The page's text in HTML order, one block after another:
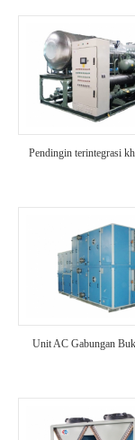
Pendingin terintegrasi
Unit AC Gabungan